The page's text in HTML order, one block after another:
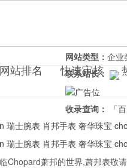
网站排名 快速审核
网站类型： 企业
联系站长：
收录查询：
「
瑞士腕表 肖邦手表 奢华珠宝
瑞士腕表 肖邦手表 奢华珠宝
Chopard萧邦的世界,萧邦表敬